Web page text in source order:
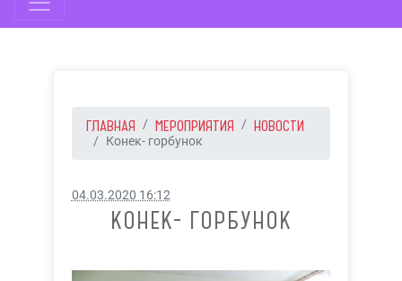
ГЛАВНАЯ МЕРОПРИЯТИЯ НОВОСТИ
Конек- горбунок
04.03.2020 16:12
КОНЕК- ГОРБУНОК